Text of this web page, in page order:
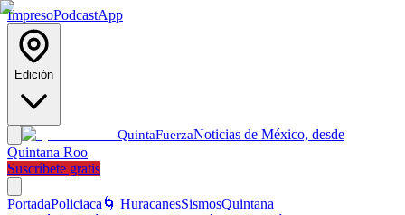
ImpresoPodcastApp
Edición
QuintaFuerzaNoticias de México, desde
Quintana Roo
Suscríbete gratis
PortadaPoliciaca 🌀 HuracanesSismosQuintana